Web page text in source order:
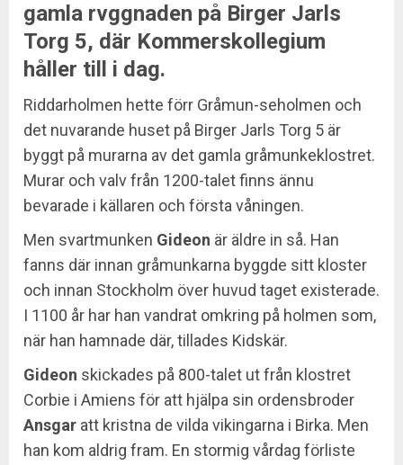
gamla rvggnaden på Birger Jarls
Torg 5, där Kommerskollegium
håller till i dag.
Riddarholmen hette förr Gråmun-seholmen och
det nuvarande huset på Birger Jarls Torg 5 är
byggt på murarna av det gamla gråmunkeklostret.
Murar och valv från 1200-talet finns ännu
bevarade i källaren och första våningen.
Men svartmunken Gideon är äldre in så. Han
fanns där innan gråmunkarna byggde sitt kloster
och innan Stockholm över huvud taget existerade.
I 1100 år har han vandrat omkring på holmen som,
när han hamnade där, tillades Kidskär.
Gideon skickades på 800-talet ut från klostret
Corbie i Amiens för att hjälpa sin ordensbroder
Ansgar att kristna de vilda vikingarna i Birka. Men
han kom aldrig fram. En stormig vårdag förliste